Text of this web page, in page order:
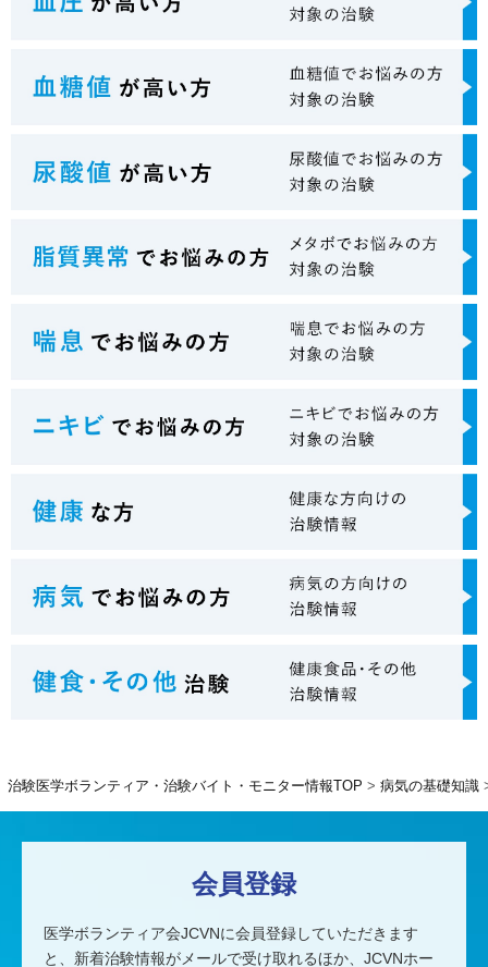
治験医学ボランティア・治験バイト・モニター情報TOP 病気の基礎知識
会員登録
医学ボランティア会JCVNに会員登録していただきます
と、 新着治験情報がメールで受け取れるほか、 JCVNホー